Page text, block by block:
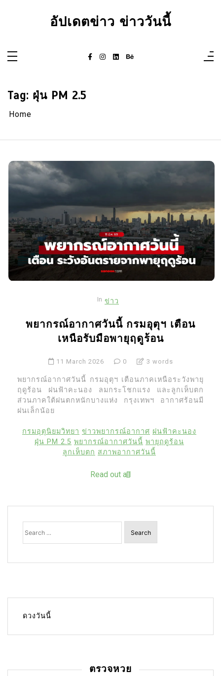
อัปเดตข่าว ข่าววันนี้
Tag: ฝุ่น PM 2.5
Home
In ข่าว
พยากรณ์อากาศวันนี้ กรมอุตุฯ เตือน
เหนือรับมือพายุฤดูร้อน
11 March 2026 0 3 words
พยากรณ์อากาศวันนี้ กรมอุตุฯ เตือนภาคเหนือระวังพายุ
ฤดูร้อน ฝนฟ้าคะนอง ลมกระโชกแรง และลูกเห็บตก
ส่วนภาคใต้ฝนตกหนักบางแห่ง กรุงเทพฯ อากาศร้อนมี
ฝนเล็กน้อย
กรมอุตุนิยมวิทยา ข่าวพยากรณ์อากาศ ฝนฟ้าคะนอง
ฝุ่น PM 2.5 พยากรณ์อากาศวันนี้ พายุฤดูร้อน
ลูกเห็บตก สภาพอากาศวันนี้
Read out all
Search
for:
ดวงวันนี้
ตรวจหวย